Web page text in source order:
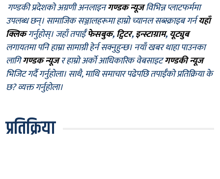
गण्डकी प्रदेशको अग्रणी अनलाइनगण्डक न्यूजविभिन्न प्लाटफर्ममा
उपलब्ध छन्। सामाजिक सञ्जालहरूमा हाम्रो च्यानल सब्स्क्राइब गर्नयहाँ
क्लिकगर्नुहोस्। जहाँ तपाईँफेसबुक,ट्विटर,इन्स्टाग्राम, यूट्युब
लगायतमा पनि हाम्रा सामाग्री हेर्न सक्नुहुन्छ। नयाँ खबर थाहा पाउनका
लागिगण्डक न्यूजर हाम्रो अर्को आधिकारिक वेबसाइटगण्डकी न्यूज
भिजिट गर्दै गर्नुहोला। साथै, माथि समाचार पढेपछि तपाईँको प्रतिक्रिया के
छ? व्यक्त गर्नुहोला।
प्रतिक्रिया